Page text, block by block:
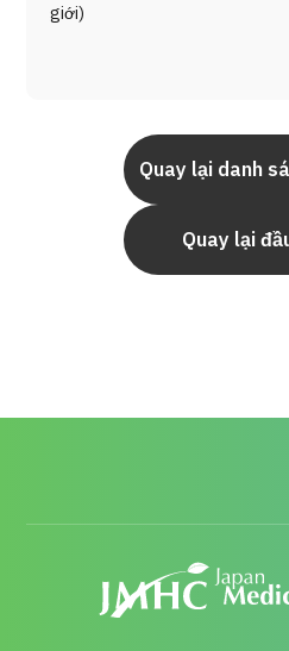
giới)
Quay lại danh
Quay lại